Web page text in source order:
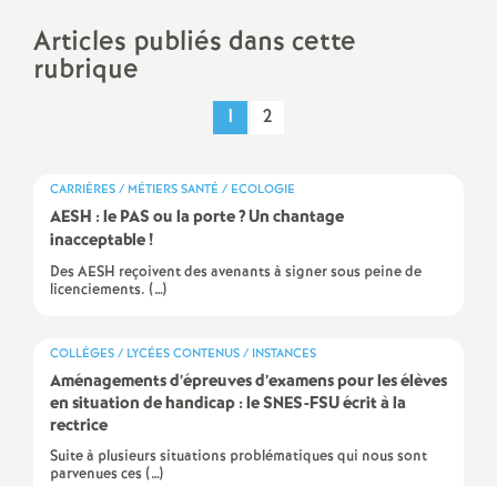
o
a
l
Articles publiés dans cette
rubrique
1 2
CARRIÈRES / MÉTIERS SANTÉ / ECOLOGIE
AESH : le PAS ou la porte? Un chantage
inacceptable!
Des AESH reçoivent des avenants à signer sous peine de
licenciements. (…)
COLLÈGES / LYCÉES CONTENUS / INSTANCES
Aménagements d’épreuves d’examens pour les élèves
en situation de handicap : le SNES-FSU écrit à la
rectrice
Suite à plusieurs situations problématiques qui nous sont
parvenues ces (…)